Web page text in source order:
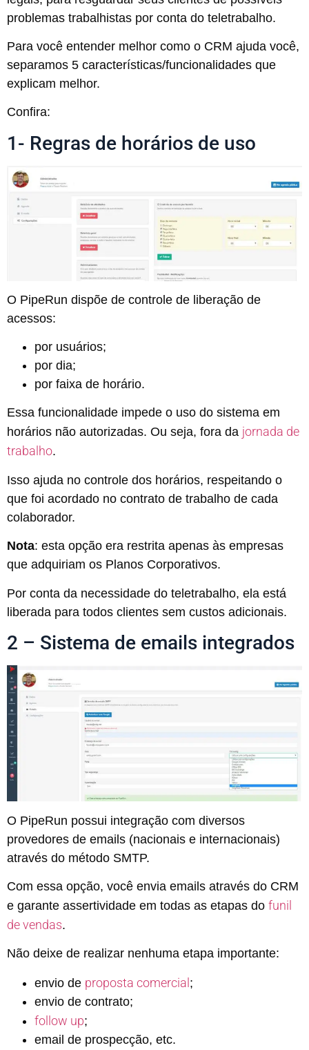
problemas trabalhistas por conta do teletrabalho.
Para você entender melhor como o CRM ajuda você,
separamos 5 características/funcionalidades que
explicam melhor.
Confira:
1- Regras de horários de uso
O PipeRun dispõe de controle de liberação de
acessos:
por usuários;
por dia;
por faixa de horário.
Essa funcionalidade impede o uso do sistema em
horários não autorizadas. Ou seja, fora da jornada de
trabalho.
Isso ajuda no controle dos horários, respeitando o
que foi acordado no contrato de trabalho de cada
colaborador.
Nota: esta opção era restrita apenas às empresas
que adquiriam os Planos Corporativos.
Por conta da necessidade do teletrabalho, ela está
liberada para todos clientes sem custos adicionais.
2 – Sistema de emails integrados
O PipeRun possui integração com diversos
provedores de emails (nacionais e internacionais)
através do método SMTP.
Com essa opção, você envia emails através do CRM
e garante assertividade em todas as etapas do funil
de vendas.
Não deixe de realizar nenhuma etapa importante:
envio de proposta comercial;
envio de contrato;
follow up;
email de prospecção, etc.